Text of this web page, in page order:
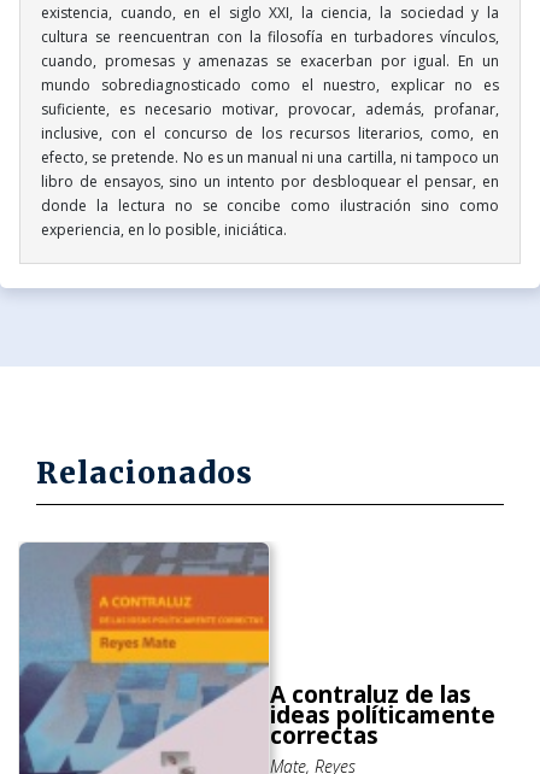
existencia, cuando, en el siglo XXI, la ciencia, la sociedad y la
cultura se reencuentran con la filosofía en turbadores vínculos,
cuando, promesas y amenazas se exacerban por igual. En un
mundo sobrediagnosticado como el nuestro, explicar no es
suficiente, es necesario motivar, provocar, además, profanar,
inclusive, con el concurso de los recursos literarios, como, en
efecto, se pretende. No es un manual ni una cartilla, ni tampoco un
libro de ensayos, sino un intento por desbloquear el pensar, en
donde la lectura no se concibe como ilustración sino como
experiencia, en lo posible, iniciática.
Relacionados
A contraluz de las
ideas políticamente
correctas
Mate, Reyes